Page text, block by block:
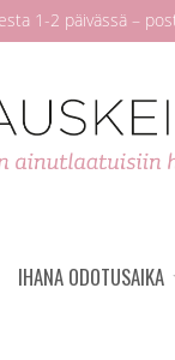
1-2 päivässä –
IHANA ODOTUSAIKA